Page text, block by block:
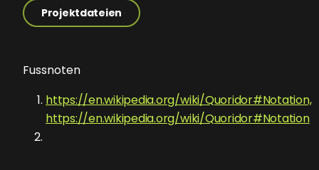
Projektdateien
Fussnoten
https://en.wikipedia.org/wiki/Quoridor#Notation,
https://en.wikipedia.org/wiki/Quoridor#Notation